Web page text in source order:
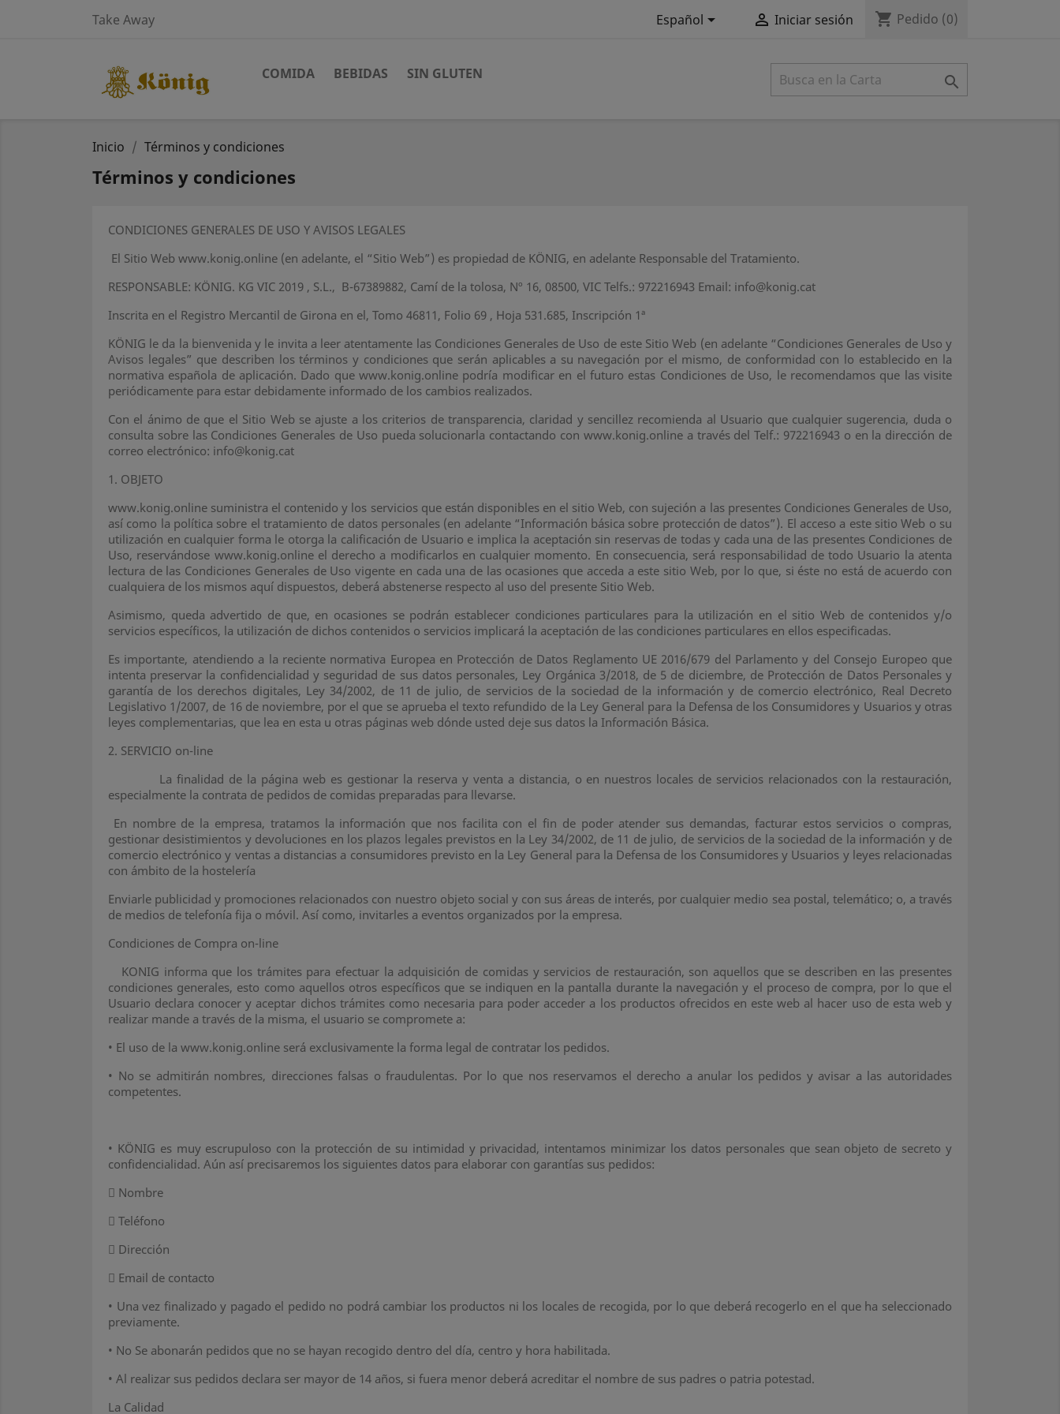
Take Away Español  Iniciar sesión shopping_cart Pedido (0)
COMIDA BEBIDAS SIN GLUTEN 
Inicio Términos y condiciones
Términos y condiciones
CONDICIONES GENERALES DE USO Y AVISOS LEGALES
El Sitio Web www.konig.online (en adelante, el “Sitio Web”) es propiedad de KÖNIG, en adelante Responsable del Tratamiento.
RESPONSABLE: KÖNIG. KG VIC 2019 , S.L., B-67389882, Camí de la tolosa, Nº 16, 08500, VIC Telfs.: 972216943 Email: info@konig.cat
Inscrita en el Registro Mercantil de Girona en el, Tomo 46811, Folio 69 , Hoja 531.685, Inscripción 1ª
KÖNIG le da la bienvenida y le invita a leer atentamente las Condiciones Generales de Uso de este Sitio Web (en adelante “Condiciones Generales de Uso y
Avisos legales” que describen los términos y condiciones que serán aplicables a su navegación por el mismo, de conformidad con lo establecido en la
normativa española de aplicación. Dado que www.konig.online podría modificar en el futuro estas Condiciones de Uso, le recomendamos que las visite
periódicamente para estar debidamente informado de los cambios realizados.
Con el ánimo de que el Sitio Web se ajuste a los criterios de transparencia, claridad y sencillez recomienda al Usuario que cualquier sugerencia, duda o
consulta sobre las Condiciones Generales de Uso pueda solucionarla contactando con www.konig.online a través del Telf.: 972216943 o en la dirección de
correo electrónico: info@konig.cat
1. OBJETO
www.konig.online suministra el contenido y los servicios que están disponibles en el sitio Web, con sujeción a las presentes Condiciones Generales de Uso,
así como la política sobre el tratamiento de datos personales (en adelante “Información básica sobre protección de datos”). El acceso a este sitio Web o su
utilización en cualquier forma le otorga la calificación de Usuario e implica la aceptación sin reservas de todas y cada una de las presentes Condiciones de
Uso, reservándose www.konig.online el derecho a modificarlos en cualquier momento. En consecuencia, será responsabilidad de todo Usuario la atenta
lectura de las Condiciones Generales de Uso vigente en cada una de las ocasiones que acceda a este sitio Web, por lo que, si éste no está de acuerdo con
cualquiera de los mismos aquí dispuestos, deberá abstenerse respecto al uso del presente Sitio Web.
Asimismo, queda advertido de que, en ocasiones se podrán establecer condiciones particulares para la utilización en el sitio Web de contenidos y/o
servicios específicos, la utilización de dichos contenidos o servicios implicará la aceptación de las condiciones particulares en ellos especificadas.
Es importante, atendiendo a la reciente normativa Europea en Protección de Datos Reglamento UE 2016/679 del Parlamento y del Consejo Europeo que
intenta preservar la confidencialidad y seguridad de sus datos personales, Ley Orgánica 3/2018, de 5 de diciembre, de Protección de Datos Personales y
garantía de los derechos digitales, Ley 34/2002, de 11 de julio, de servicios de la sociedad de la información y de comercio electrónico, Real Decreto
Legislativo 1/2007, de 16 de noviembre, por el que se aprueba el texto refundido de la Ley General para la Defensa de los Consumidores y Usuarios y otras
leyes complementarias, que lea en esta u otras páginas web dónde usted deje sus datos la Información Básica.
2. SERVICIO on-line
La finalidad de la página web es gestionar la reserva y venta a distancia, o en nuestros locales de servicios relacionados con la restauración,
especialmente la contrata de pedidos de comidas preparadas para llevarse.
En nombre de la empresa, tratamos la información que nos facilita con el fin de poder atender sus demandas, facturar estos servicios o compras,
gestionar desistimientos y devoluciones en los plazos legales previstos en la Ley 34/2002, de 11 de julio, de servicios de la sociedad de la información y de
comercio electrónico y ventas a distancias a consumidores previsto en la Ley General para la Defensa de los Consumidores y Usuarios y leyes relacionadas
con ámbito de la hostelería
Enviarle publicidad y promociones relacionados con nuestro objeto social y con sus áreas de interés, por cualquier medio sea postal, telemático; o, a través
de medios de telefonía fija o móvil. Así como, invitarles a eventos organizados por la empresa.
Condiciones de Compra on-line
KONIG informa que los trámites para efectuar la adquisición de comidas y servicios de restauración, son aquellos que se describen en las presentes
condiciones generales, esto como aquellos otros específicos que se indiquen en la pantalla durante la navegación y el proceso de compra, por lo que el
Usuario declara conocer y aceptar dichos trámites como necesaria para poder acceder a los productos ofrecidos en este web al hacer uso de esta web y
realizar mande a través de la misma, el usuario se compromete a:
• El uso de la www.konig.online será exclusivamente la forma legal de contratar los pedidos.
• No se admitirán nombres, direcciones falsas o fraudulentas. Por lo que nos reservamos el derecho a anular los pedidos y avisar a las autoridades
competentes.
• KÖNIG es muy escrupuloso con la protección de su intimidad y privacidad, intentamos minimizar los datos personales que sean objeto de secreto y
confidencialidad. Aún así precisaremos los siguientes datos para elaborar con garantías sus pedidos:
 Nombre
 Teléfono
 Dirección
 Email de contacto
• Una vez finalizado y pagado el pedido no podrá cambiar los productos ni los locales de recogida, por lo que deberá recogerlo en el que ha seleccionado
previamente.
• No Se abonarán pedidos que no se hayan recogido dentro del día, centro y hora habilitada.
• Al realizar sus pedidos declara ser mayor de 14 años, si fuera menor deberá acreditar el nombre de sus padres o patria potestad.
La Calidad